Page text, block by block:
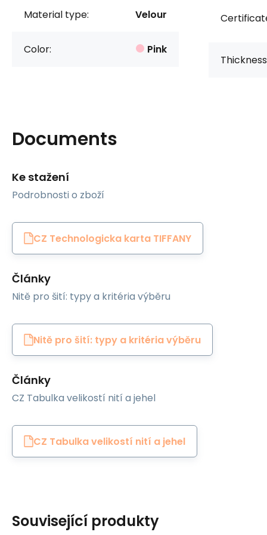
Material type: Velour
Color: Pink
Documents
Ke stažení
Podrobnosti o zboží
CZ Technologicka karta TIFFANY
Články
Nitě pro šití: typy a kritéria výběru
Nitě pro šití: typy a kritéria výběru
Články
CZ Tabulka velikostí nití a jehel
CZ Tabulka velikostí nití a jehel
Související produkty